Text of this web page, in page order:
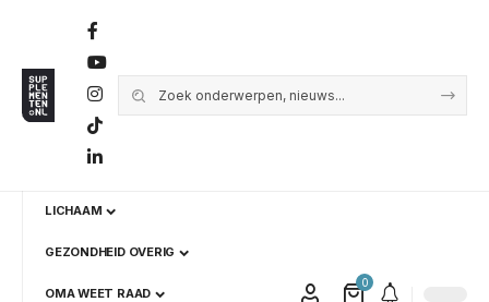
LICHAAM
GEZONDHEID OVERIG
OMA WEET RAAD
0